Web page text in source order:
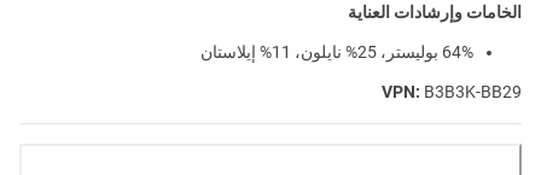
الخامات وإرشادات العناية
64% بوليستر، 25% نايلون، 11% إيلاستان
VPN: B3B3K-BB29